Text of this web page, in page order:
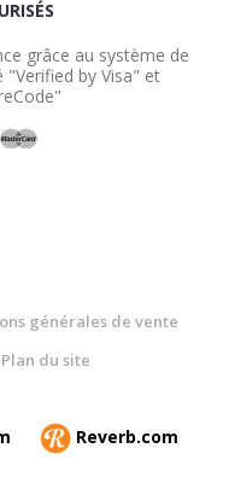
grâce au système de
"Verified by Visa" et
générales de vente
Plan du site
Reverb.com